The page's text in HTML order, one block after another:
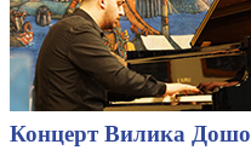
Концерт Вилика